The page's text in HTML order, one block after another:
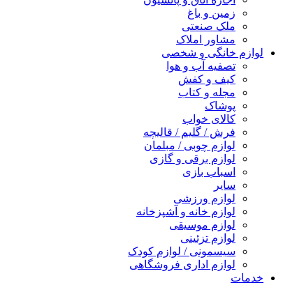
زمین و باغ
ملک صنعتی
مشاور املاک
لوازم خانگی و شخصی
تصفیه آب و هوا
کیف و کفش
مجله و کتاب
پوشاک
کالای خواب
فرش / گلیم / قالیچه
لوازم چوبی / مبلمان
لوازم برقی و گازی
اسباب بازی
سایر
لوازم ورزشی
لوازم خانه و آشپزخانه
لوازم موسیقی
لوازم تزئینی
سیسمونی / لوازم کودک
لوازم اداری فروشگاهی
خدمات